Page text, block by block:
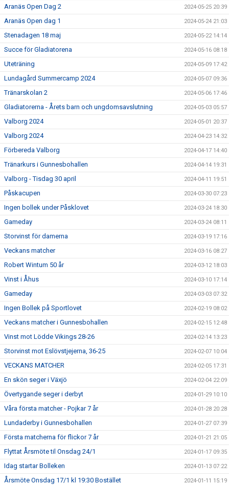
Aranäs Open Dag 2 2024-05-25 20:39
Aranäs Open dag 1 2024-05-24 21:03
Stenadagen 18 maj 2024-05-22 14:14
Succe för Gladiatorena 2024-05-16 08:18
Uteträning 2024-05-09 17:42
Lundagård Summercamp 2024 2024-05-07 09:36
Tränarskolan 2 2024-05-06 17:46
Gladiatorerna - Årets barn och ungdomsavslutning 2024-05-03 05:57
Valborg 2024 2024-05-01 20:37
Valborg 2024 2024-04-23 14:32
Förbereda Valborg 2024-04-17 14:40
Tränarkurs i Gunnesbohallen 2024-04-14 19:31
Valborg - Tisdag 30 april 2024-04-11 19:51
Påskacupen 2024-03-30 07:23
Ingen bollek under Påsklovet 2024-03-24 18:30
Gameday 2024-03-24 08:11
Storvinst för damerna 2024-03-19 17:16
Veckans matcher 2024-03-16 08:27
Robert Wintum 50 år 2024-03-12 18:03
Vinst i Åhus 2024-03-10 17:14
Gameday 2024-03-03 07:32
Ingen Bollek på Sportlovet 2024-02-19 08:02
Veckans matcher i Gunnesbohallen 2024-02-15 12:48
Vinst mot Lödde Vikings 28-26 2024-02-14 13:23
Storvinst mot Eslövstjejerna, 36-25 2024-02-07 10:04
VECKANS MATCHER 2024-02-05 17:31
En skön seger i Växjö 2024-02-04 22:09
Övertygande seger i derbyt 2024-01-29 10:10
Våra första matcher - Pojkar 7 år 2024-01-28 20:28
Lundaderby i Gunnesbohallen 2024-01-27 07:39
Första matcherna för flickor 7 år 2024-01-21 21:05
Flyttat Årsmöte til Onsdag 24/1 2024-01-17 09:35
Idag startar Bolleken 2024-01-13 07:22
Årsmöte Onsdag 17/1 kl 19:30 Bostället 2024-01-11 15:19